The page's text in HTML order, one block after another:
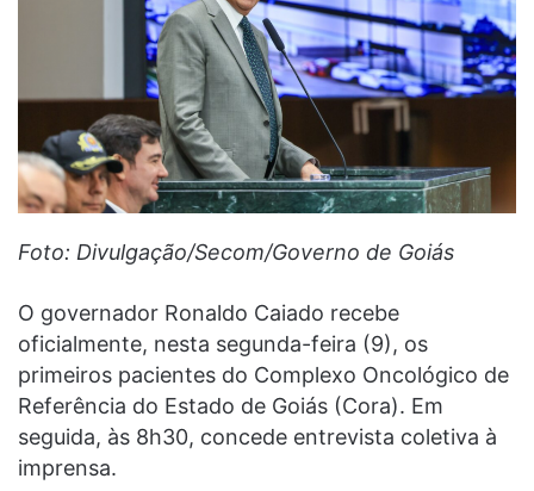
Foto: Divulgação/Secom/Governo de Goiás
O governador Ronaldo Caiado recebe
oficialmente, nesta segunda-feira (9), os
primeiros pacientes do Complexo Oncológico de
Referência do Estado de Goiás (Cora). Em
seguida, às 8h30, concede entrevista coletiva à
imprensa.